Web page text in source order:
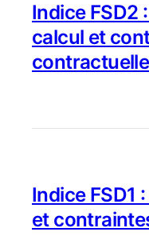
Indice FSD2
calcul et
Indice FSD1
et